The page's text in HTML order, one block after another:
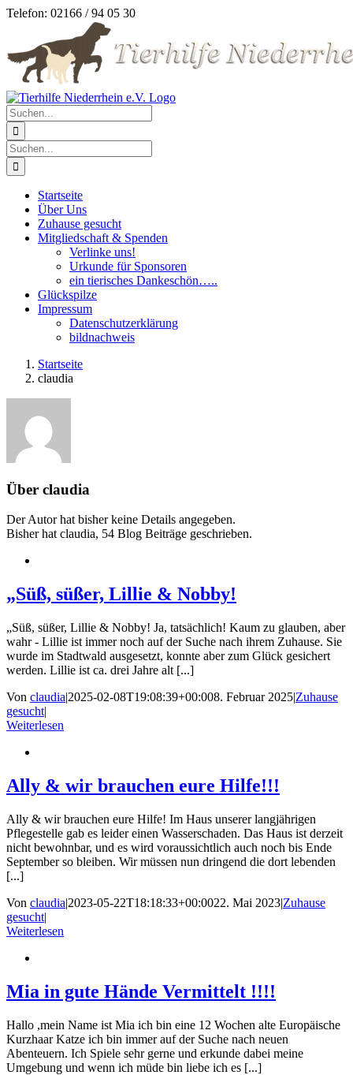
Zum
springen
Telefon: 02166 / 94 05 30
Suche
nach:
Suche
nach:
Startseite
Über Uns
Zuhause gesucht
Mitgliedschaft & Spenden
Verlinke uns!
Urkunde für Sponsoren
ein tierisches Dankeschön…..
Glückspilze
Impressum
Datenschutzerklärung
bildnachweis
Startseite
claudia
Über claudia
Der Autor hat bisher keine Details angegeben.
Bisher hat claudia, 54 Blog Beiträge geschrieben.
„Süß, süßer, Lillie & Nobby!
„Süß, süßer, Lillie & Nobby! Ja, tatsächlich! Kaum zu glauben, aber
wahr - Lillie ist immer noch auf der Suche nach ihrem Zuhause. Sie
wurde im Stadtwald ausgesetzt, konnte aber zum Glück gesichert
werden. Lillie ist ca. drei Jahre alt [...]
Von claudia|2025-02-08T19:08:39+00:008. Februar 2025|Zuhause
gesucht|
Weiterlesen
Ally & wir brauchen eure Hilfe!!!
Ally & wir brauchen eure Hilfe! Im Haus unserer langjährigen
Pflegestelle gab es leider einen Wasserschaden. Das Haus ist derzeit
nicht bewohnbar, und es wird voraussichtlich auch noch bis Ende
September so bleiben. Wir müssen nun dringend die dort lebenden
[...]
Von claudia|2023-05-22T18:18:33+00:0022. Mai 2023|Zuhause
gesucht|
Weiterlesen
Mia in gute Hände Vermittelt !!!!
Hallo ,mein Name ist Mia ich bin eine 12 Wochen alte Europäische
Kurzhaar Katze ich bin immer auf der Suche nach neuen
Abenteuern. Ich Spiele sehr gerne und erkunde dabei meine
Umgebung und wenn ich müde bin liebe ich es [...]